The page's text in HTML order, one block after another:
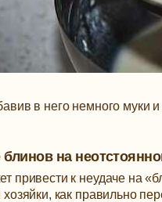
в него немного муки
на
привести к неудаче на
как правильно